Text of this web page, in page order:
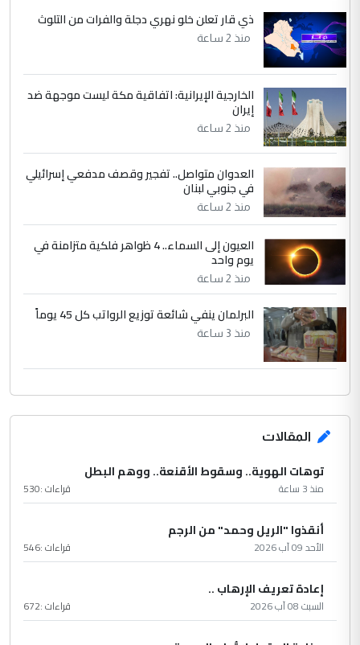
ذي قار تعلن خلو نهري دجلة والفرات من التلوث
منذ 2 ساعة
الخارجية الإيرانية: اتفاقية مكة ليست موجهة ضد
إيران
منذ 2 ساعة
العدوان متواصل.. تفجير وقصف مدفعي إسرائيلي
في جنوبي لبنان
منذ 2 ساعة
العيون إلى السماء.. 4 ظواهر فلكية متزامنة في
يوم واحد
منذ 2 ساعة
البرلمان ينفي شائعة توزيع الرواتب كل 45 يوماً
منذ 3 ساعة
المقالات
توهات الهوية.. وسقوط الأقنعة.. ووهم البطل
منذ 3 ساعة قراءات :530
أنقذوا "الريل وحمد" من الرجم
الأحد 09 آب 2026 قراءات :546
إعادة تعريف الإرهاب ..
السبت 08 آب 2026 قراءات :672